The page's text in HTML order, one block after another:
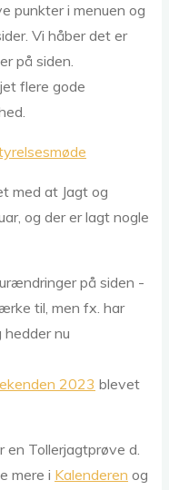
punkter i menuen og
Vi håber det er
på siden.
flere gode
med at Jagt og
og der er lagt nogle
på siden -
til, men fx. har
nu
2023 blevet
en Tollerjagtprøve d.
mere i Kalenderen og